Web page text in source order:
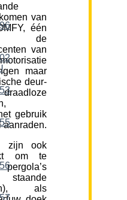
van
één
de
van
maar
deur-
gebruik
aanraden.
zijn ook
om te
als